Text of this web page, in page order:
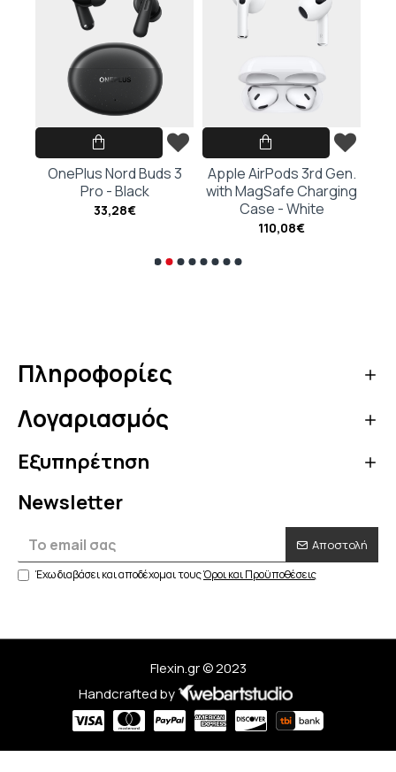
OnePlus Nord Buds 3
Pro - Black
33,28€
Apple AirPods 3rd Gen.
with MagSafe Charging
Case - White
110,08€
Πληροφορίες
Λογαριασμός
Εξυπηρέτηση
Newsletter
Αποστολή
Έχω διαβάσει και αποδέχομαι τουςΌροι και Προϋποθέσεις
Flexin.gr © 2023
Handcrafted by